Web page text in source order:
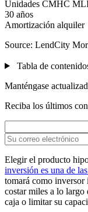
Unidades CMHC
30 años
Amortización alquiler
Source: LendCity
Tabla de
Manténgase
Reciba los últimos
Elegir el producto
inversión es una de
tomará como
costar miles a lo
caja o limitar su